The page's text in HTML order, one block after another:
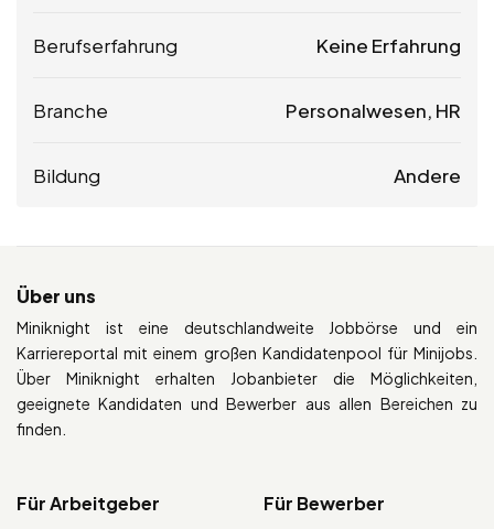
Berufserfahrung Keine Erfahrung
Branche Personalwesen, HR
Bildung Andere
Über uns
Miniknight ist eine deutschlandweite Jobbörse und ein
Karriereportal mit einem großen Kandidatenpool für Minijobs.
Über Miniknight erhalten Jobanbieter die Möglichkeiten,
geeignete Kandidaten und Bewerber aus allen Bereichen zu
finden.
Für Arbeitgeber Für Bewerber